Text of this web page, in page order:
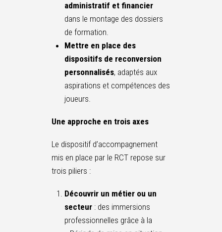
administratif et financier
dans le montage des dossiers
de formation.
Mettre en place des
dispositifs de reconversion
personnalisés, adaptés aux
aspirations et compétences des
joueurs.
Une approche en trois axes
Le dispositif d’accompagnement
mis en place par le RCT repose sur
trois piliers :
Découvrir un métier ou un
secteur: des immersions
professionnelles grâce à la